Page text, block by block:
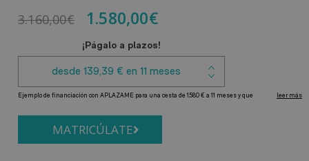
3.160,00€ 1.580,00€
MATRICÚLATE